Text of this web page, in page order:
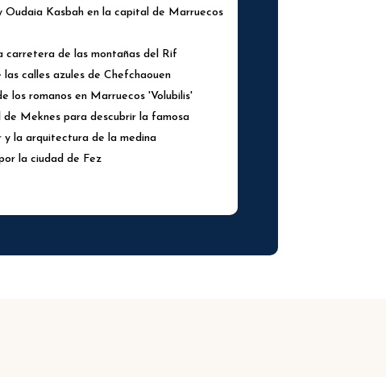
Oudaia Kasbah en la capital de Marruecos
carretera de las montañas del Rif
calles azules de Chefchaouen
los romanos en Marruecos 'Volubilis'
Meknes para descubrir la famosa
la arquitectura de la medina
la ciudad de Fez